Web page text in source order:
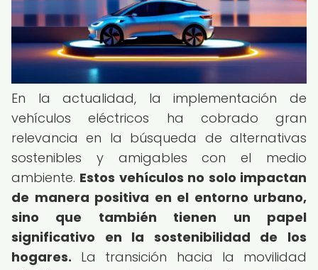
En la actualidad, la implementación de
vehículos eléctricos ha cobrado gran
relevancia en la búsqueda de alternativas
sostenibles y amigables con el medio
ambiente. Estos vehículos no solo impactan
de manera positiva en el entorno urbano,
sino que también tienen un papel
significativo en la sostenibilidad de los
hogares. La transición hacia la movilidad